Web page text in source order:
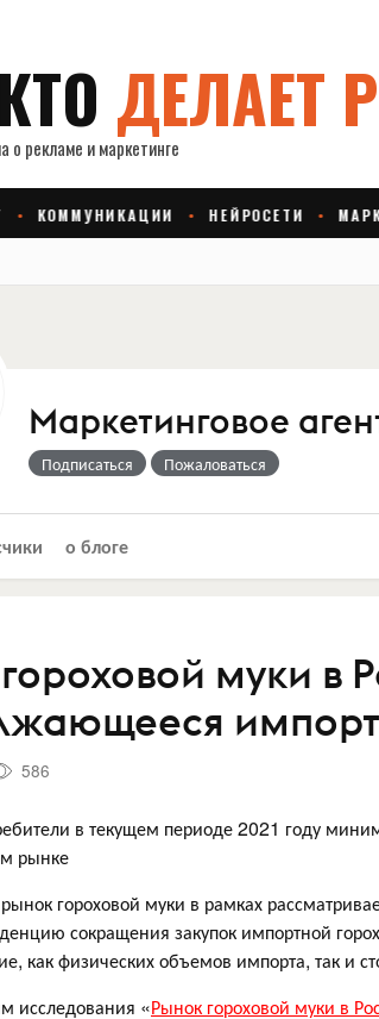
Маркетинговое
Подписаться Пожаловаться
о блоге
муки в
586
в текущем периоде 2021 году
рынке
гороховой муки в рамках
сокращения закупок импортной
как физических объемов импорта, так и
исследования «Рынок гороховой муки в